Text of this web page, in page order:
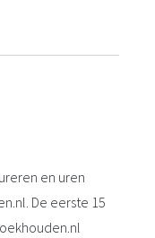
en uren
De eerste 15